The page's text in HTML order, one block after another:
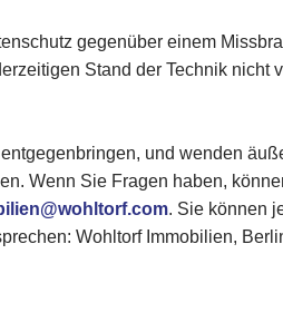
gegenüber einem
Stand der Technik nicht
und wenden
Wenn Sie Fragen haben,
. Sie können
Wohltorf Immobilien,